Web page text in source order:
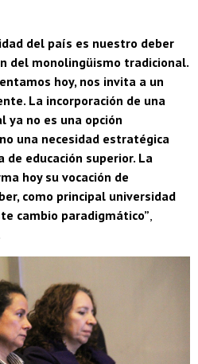
del país es nuestro deber
del monolingüismo tradicional.
hoy, nos invita a un
La incorporación de una
no es una opción
una necesidad estratégica
educación superior. La
hoy su vocación de
como principal universidad
cambio paradigmático”,